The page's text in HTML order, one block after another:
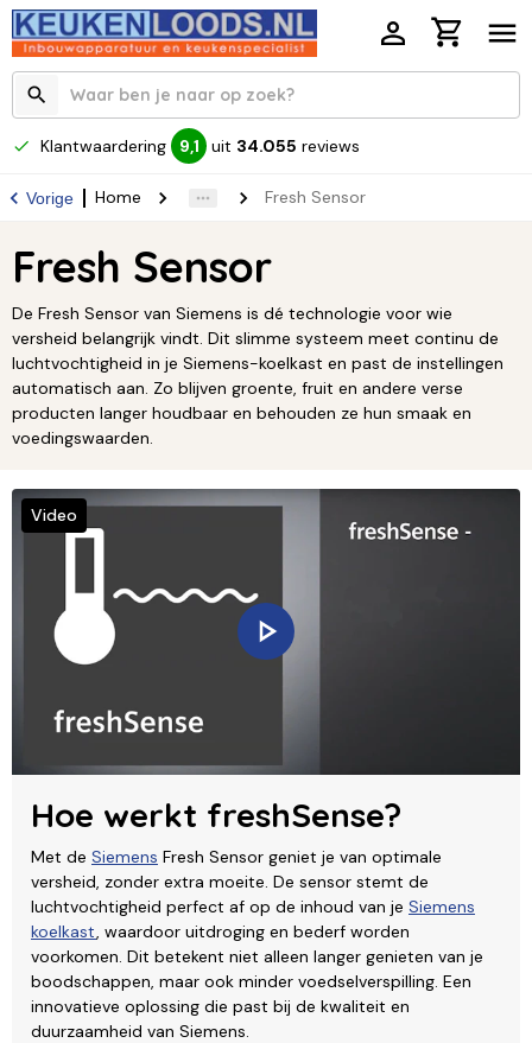
Klantwaardering 9,1 uit 34.055 reviews
Vorige Home Fresh Sensor
Fresh Sensor
De Fresh Sensor van Siemens is dé technologie voor wie
versheid belangrijk vindt. Dit slimme systeem meet continu de
luchtvochtigheid in je Siemens-koelkast en past de instellingen
automatisch aan. Zo blijven groente, fruit en andere verse
producten langer houdbaar en behouden ze hun smaak en
voedingswaarden.
Hoe werkt freshSense?
Met de Siemens Fresh Sensor geniet je van optimale
versheid, zonder extra moeite. De sensor stemt de
luchtvochtigheid perfect af op de inhoud van je Siemens
koelkast, waardoor uitdroging en bederf worden
voorkomen. Dit betekent niet alleen langer genieten van je
boodschappen, maar ook minder voedselverspilling. Een
innovatieve oplossing die past bij de kwaliteit en
duurzaamheid van Siemens.
Video